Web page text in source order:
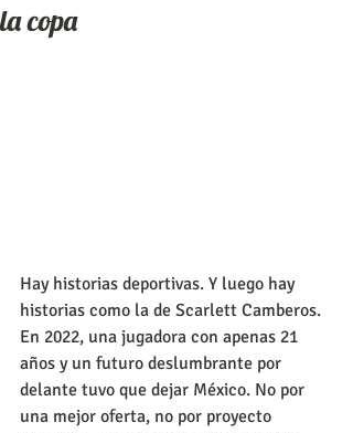
la copa
Hay historias deportivas. Y luego hay
historias como la de Scarlett Camberos.
En 2022, una jugadora con apenas 21
años y un futuro deslumbrante por
delante tuvo que dejar México. No por
una mejor oferta, no por proyecto